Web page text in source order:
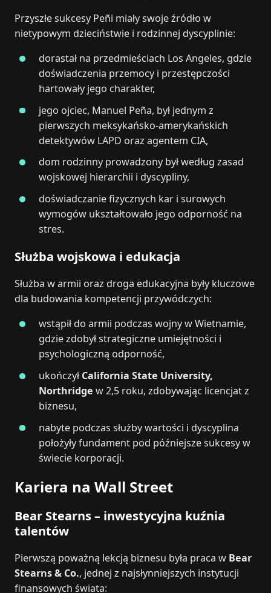
Przyszłe sukcesy Peñi miały swoje źródło w
nietypowym dzieciństwie i rodzinnej dyscyplinie:
dorastał na przedmieściach Los Angeles, gdzie
doświadczenia przemocy i przestępczości
hartowały jego charakter,
jego ojciec, Manuel Peña, był jednym z
pierwszych meksykańsko-amerykańskich
detektywów LAPD oraz agentem CIA,
dom rodzinny prowadzony był według zasad
wojskowej hierarchii i dyscypliny,
doświadczanie fizycznych kar i surowych
wymogów ukształtowało jego odporność na
stres.
Służba wojskowa i edukacja
Służba w armii oraz droga edukacyjna były kluczowe
dla budowania kompetencji przywódczych:
wstąpił do armii podczas wojny w Wietnamie,
gdzie zdobył strategiczne umiejętności i
psychologiczną odporność,
ukończyłCalifornia State University,
Northridge w 2,5 roku, zdobywając licencjat z
biznesu,
nabyte podczas służby wartości i dyscyplina
położyły fundament pod późniejsze sukcesy w
świecie korporacji.
Kariera na Wall Street
Bear Stearns – inwestycyjna kuźnia
talentów
Pierwszą poważną lekcją biznesu była praca w Bear
Stearns & Co., jednej z najsłynniejszych instytucji
finansowych świata: